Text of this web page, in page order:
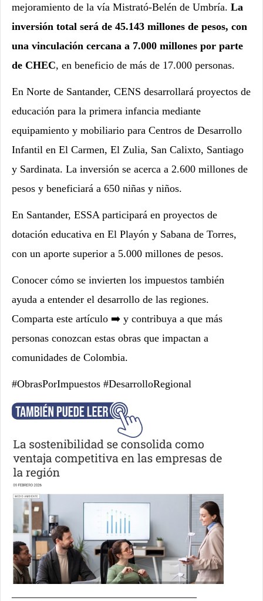
mejoramiento de la vía Mistrató-Belén de Umbría. La
inversión total será de 45.143 millones de pesos, con
una vinculación cercana a 7.000 millones por parte
de CHEC, en beneficio de más de 17.000 personas.
En Norte de Santander, CENS desarrollará proyectos de
educación para la primera infancia mediante
equipamiento y mobiliario para Centros de Desarrollo
Infantil en El Carmen, El Zulia, San Calixto, Santiago
y Sardinata. La inversión se acerca a 2.600 millones de
pesos y beneficiará a 650 niñas y niños.
En Santander, ESSA participará en proyectos de
dotación educativa en El Playón y Sabana de Torres,
con un aporte superior a 5.000 millones de pesos.
Conocer cómo se invierten los impuestos también
ayuda a entender el desarrollo de las regiones.
Comparta este artículo ➡️ y contribuya a que más
personas conozcan estas obras que impactan a
comunidades de Colombia.
#ObrasPorImpuestos #DesarrolloRegional